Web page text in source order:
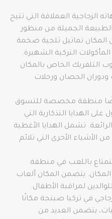
الزجاجية العملاقة التي تتيح
الطبيعة الجميلة من منظور
تماثيل ثلجية ضخمة
التركية الشهيرة.
التلفريك الخاص بالمكان
ودوران الحصان ورحلات
منطقة مخصصة للتسوق
الهدايا التذكارية التي
تشمل الهدايا الأغطية
من الأشياء الأخرى التي تلائم
باللعب في منطقة
يتضمن المكان ألعاب
لمراقبة الأطفال.
في تركيا صبنجة مكانًا
يتضمن العديد من